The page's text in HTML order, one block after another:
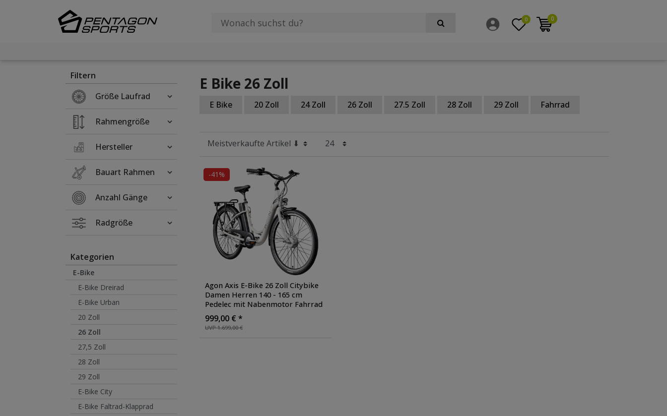
0 0
Filtern
Größe Laufrad
Rahmengröße
Hersteller
Bauart Rahmen
Anzahl Gänge
Radgröße
Kategorien
E-Bike
E-Bike Dreirad
E-Bike Urban
20 Zoll
26 Zoll
27,5 Zoll
28 Zoll
29 Zoll
E-Bike City
E-Bike Faltrad-Klapprad
E Bike 26 Zoll
E Bike 20 Zoll 24 Zoll 26 Zoll 27.5 Zoll 28 Zoll 29 Zoll Fahrrad
-41%
Agon Axis E-Bike 26 Zoll Citybike
Damen Herren 140 - 165 cm
Pedelec mit Nabenmotor Fahrrad
3 Gang und Beleuchtung StVZO
Farbe: weiß
UVP 1.699,00 €
999,00 € *